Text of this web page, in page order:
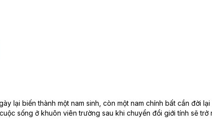
lại biến thành một nam sinh, còn một nam chính bất cần đời
sống ở khuôn viên trường sau khi chuyển đổi giới tính sẽ trở